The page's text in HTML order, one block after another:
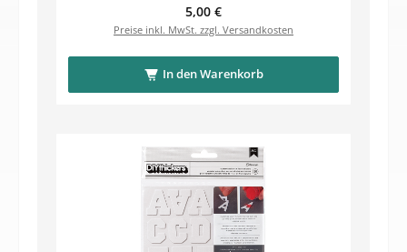
Regulärer Preis:
5,00 €
Preise inkl. MwSt. zzgl. Versandkosten
In den Warenkorb